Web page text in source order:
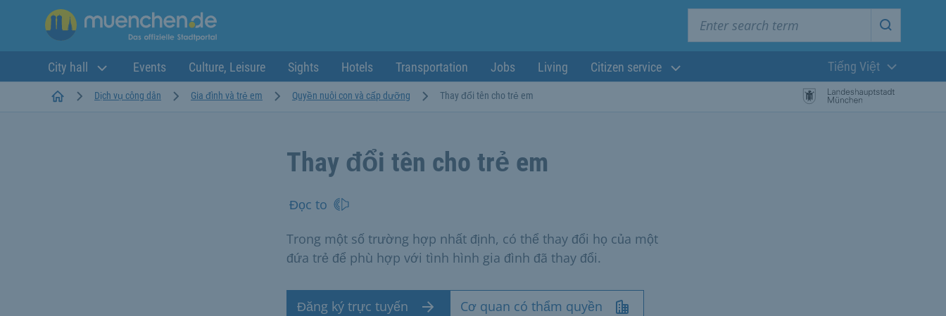
Start
City hall Events Culture, Leisure Sights Hotels Transportation Jobs Living Citizen service
Ngôn ngữ hiện
Tiếng Việt
StartseiteDịch vụ công dân Gia đình và trẻ em Quyền nuôi con và cấp dưỡng Thay đổi tên cho trẻ em
Thay đổi tên cho trẻ em
Đọc to
Trong một số trường hợp nhất định, có thể thay đổi họ của một
đứa trẻ để phù hợp với tình hình gia đình đã thay đổi.
Đăng ký trực tuyến Cơ quan có thẩm quyền